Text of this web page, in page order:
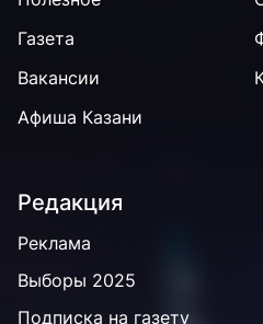
Газета
Вакансии
Афиша Казани
Редакция
Реклама
Выборы 2025
Подписка на газету